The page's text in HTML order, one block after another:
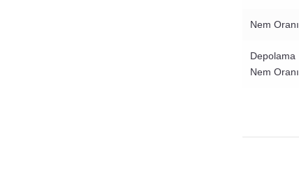
Nem Oranı
Depolama
Nem Oranı